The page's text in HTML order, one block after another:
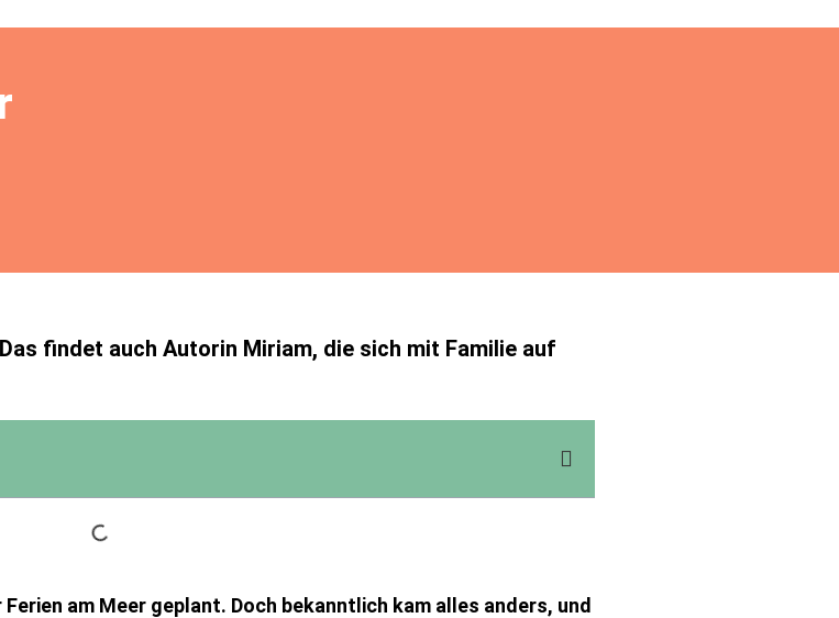
findet auch Autorin Miriam, die sich mit Familie auf
am Meer geplant. Doch bekanntlich kam alles anders, und